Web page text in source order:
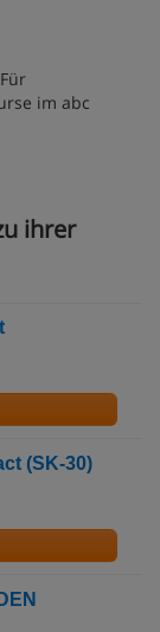
im abc
ihrer
(SK-30)